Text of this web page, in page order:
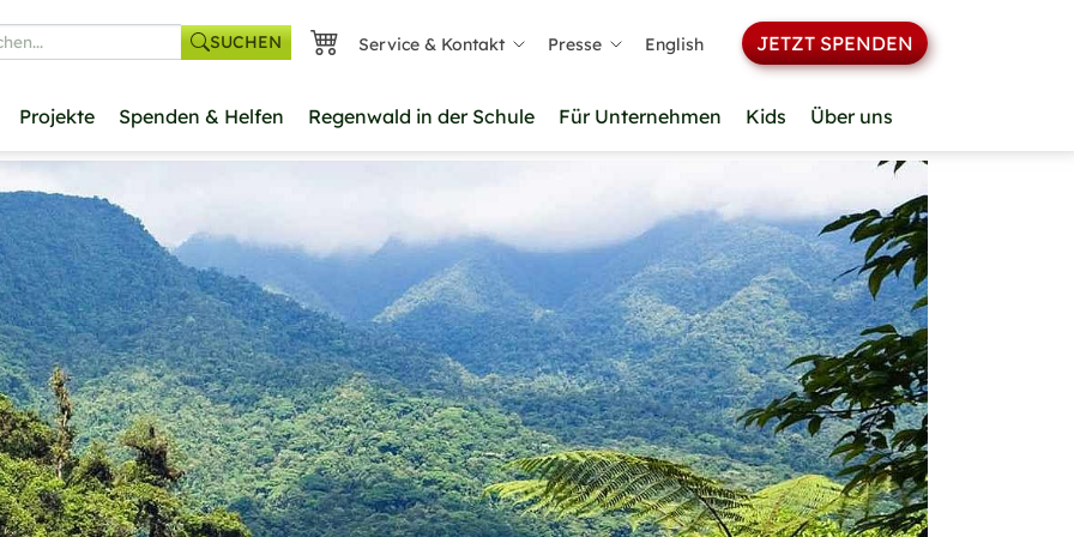
SUCHEN Service & Kontakt Presse English JETZT SPENDEN
Projekte Spenden & Helfen Regenwald in der Schule Für Unternehmen Kids Über uns